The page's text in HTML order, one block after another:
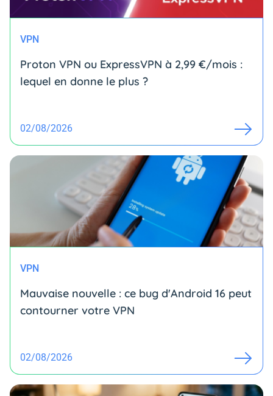
VPN
Proton VPN ou ExpressVPN à 2,99 €/mois :
lequel en donne le plus ?
02/08/2026
VPN
Mauvaise nouvelle : ce bug d'Android 16 peut
contourner votre VPN
02/08/2026